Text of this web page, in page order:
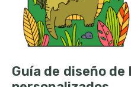
Guía de diseño